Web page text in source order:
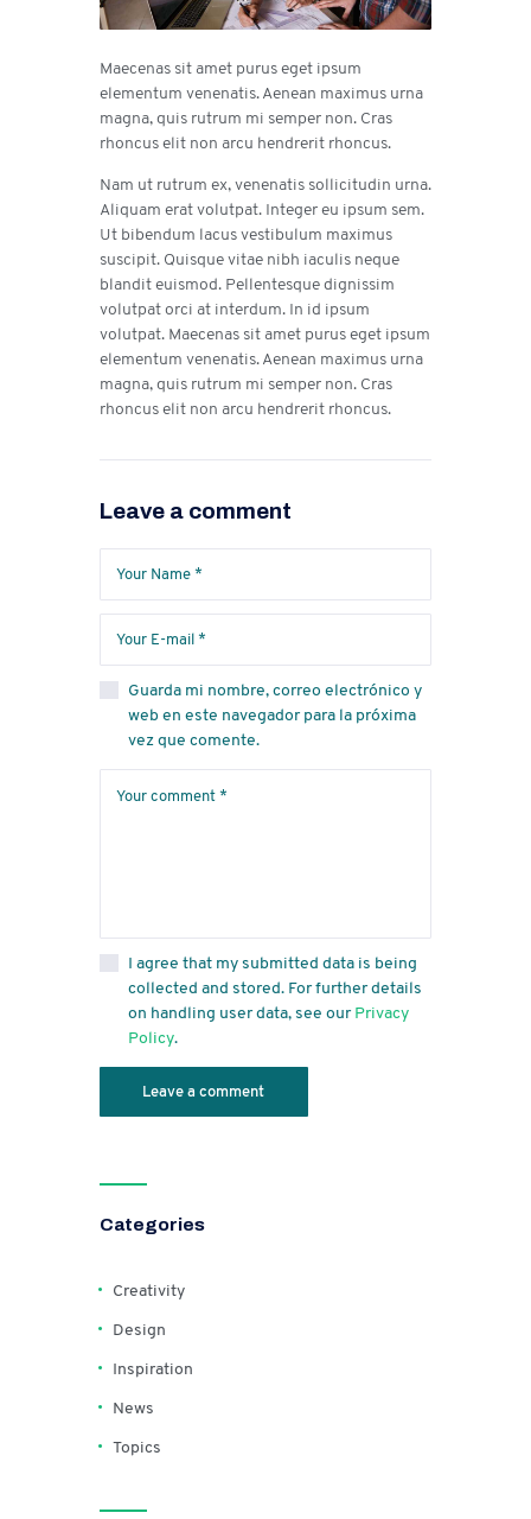
Maecenas sit amet purus eget ipsum
elementum venenatis. Aenean maximus urna
magna, quis rutrum mi semper non. Cras
rhoncus elit non arcu hendrerit rhoncus.
Nam ut rutrum ex, venenatis sollicitudin urna.
Aliquam erat volutpat. Integer eu ipsum sem.
Ut bibendum lacus vestibulum maximus
suscipit. Quisque vitae nibh iaculis neque
blandit euismod. Pellentesque dignissim
volutpat orci at interdum. In id ipsum
volutpat. Maecenas sit amet purus eget ipsum
elementum venenatis. Aenean maximus urna
magna, quis rutrum mi semper non. Cras
rhoncus elit non arcu hendrerit rhoncus.
Leave a comment
Guarda mi nombre, correo electrónico y
web en este navegador para la próxima
vez que comente.
I agree that my submitted data is being
collected and stored. For further details
on handling user data, see ourPrivacy
Policy.
Categories
Creativity
Design
Inspiration
News
Topics